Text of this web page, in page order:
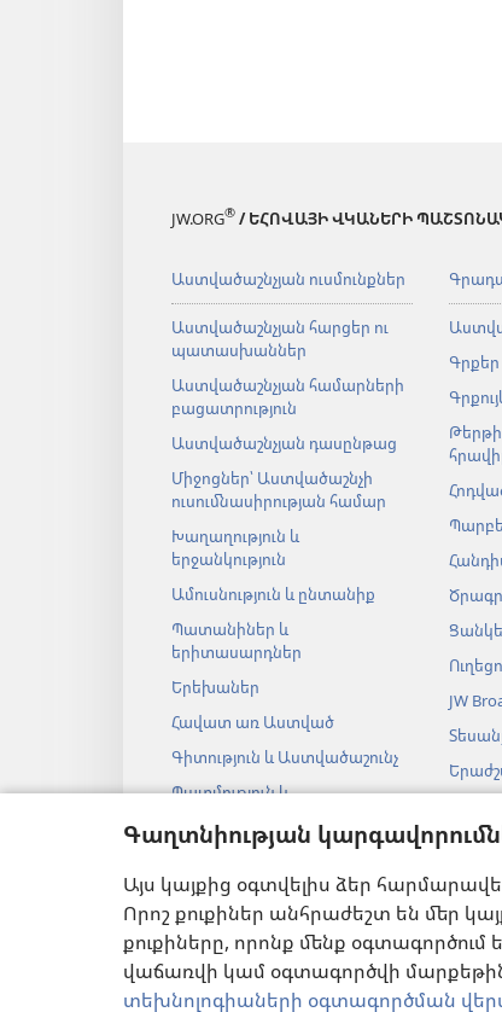
Գաղտնիության
Այս կայքից օգտվելիս ձեր
Որոշ քուքիներ անհրաժեշտ են մեր
քուքիները, որոնք մենք օգտագործում
վաճառվի կամ օգտագործվի
տեխնոլոգիաների օգտագործման
JW.ORG® / ԵՀՈՎԱՅԻ ՎԿԱՆԵՐԻ
Աստվածաշնչյան ուսմունքներ
Աստվածաշնչյան հարցեր ու
պատասխաններ
Աստվածաշնչյան համարների
բացատրություն
Աստվածաշնչյան դասընթաց
Միջոցներ՝ Աստվածաշնչի
ուսումնասիրության համար
Խաղաղություն և
երջանկություն
Ամուսնություն և ընտանիք
Պատանիներ և
երիտասարդներ
Երեխաներ
Հավատ առ Աստված
Գիտություն և Աստվածաշունչ
Պատմություն և
Գրքեր
JW